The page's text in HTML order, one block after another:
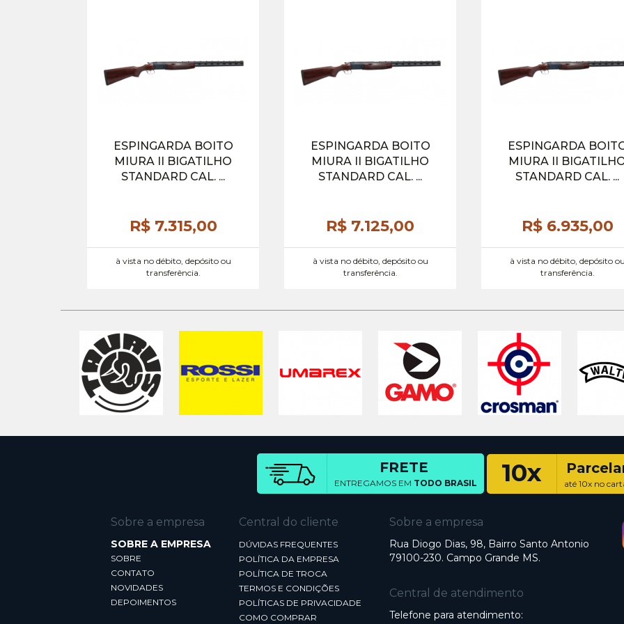
ESPINGARDA BOITO
MIURA II BIGATILHO
STANDARD CAL. ...
R$ 7.315,00
à vista no débito, depósito ou
transferência.
ESPINGARDA BOITO
MIURA II BIGATILHO
STANDARD CAL. ...
R$ 7.125,00
à vista no débito, depósito ou
transferência.
ESPINGARDA
MIURA II
STANDARD CAL. ...
R$ 6.935,00
à vista no débito, depósito ou
transferência.
FRETE
ENTREGAMOS EM TODO BRASIL 10x até 10x no
Sobre a empresa
SOBRE A EMPRESA
SOBRE
CONTATO
NOVIDADES
DEPOIMENTOS
Central do cliente
DÚVIDAS FREQUENTES
POLÍTICA DA EMPRESA
POLÍTICA DE TROCA
TERMOS E CONDIÇÕES
POLÍTICAS DE PRIVACIDADE
COMO COMPRAR
Sobre a empresa
Rua Diogo Dias, 98, Bairro Santo Antonio
79100-230. Campo Grande MS.
Central de atendimento
Telefone para atendimento: